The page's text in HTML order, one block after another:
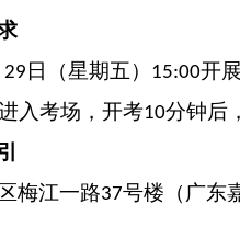
29 日（星期五） 15:00开展
入考场，开考10分钟后
梅江一路37号楼（广东